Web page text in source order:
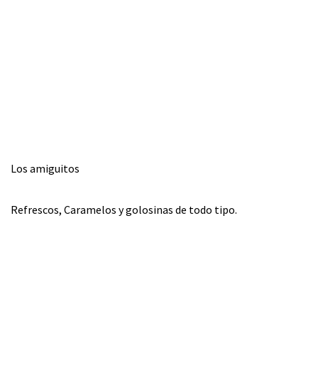
Los amiguitos
Refrescos, Caramelos y golosinas de todo tipo.